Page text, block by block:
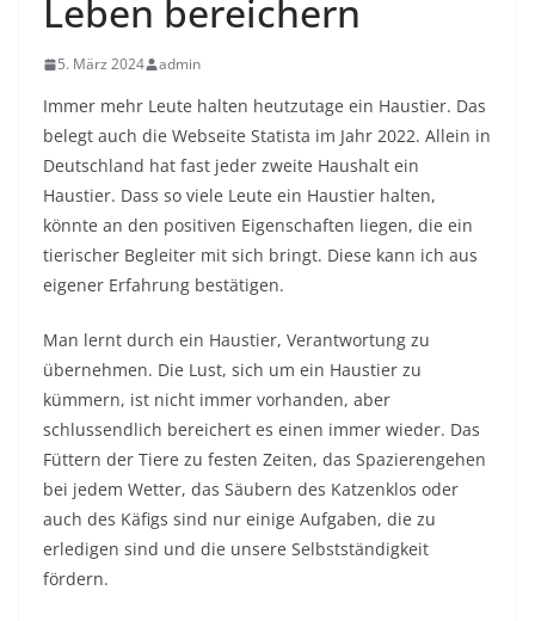
Leben bereichern
5. März 2024 admin
Immer mehr Leute halten heutzutage ein Haustier. Das
belegt auch die Webseite Statista im Jahr 2022. Allein in
Deutschland hat fast jeder zweite Haushalt ein
Haustier. Dass so viele Leute ein Haustier halten,
könnte an den positiven Eigenschaften liegen, die ein
tierischer Begleiter mit sich bringt. Diese kann ich aus
eigener Erfahrung bestätigen.
Man lernt durch ein Haustier, Verantwortung zu
übernehmen. Die Lust, sich um ein Haustier zu
kümmern, ist nicht immer vorhanden, aber
schlussendlich bereichert es einen immer wieder. Das
Füttern der Tiere zu festen Zeiten, das Spazierengehen
bei jedem Wetter, das Säubern des Katzenklos oder
auch des Käfigs sind nur einige Aufgaben, die zu
erledigen sind und die unsere Selbstständigkeit
fördern.